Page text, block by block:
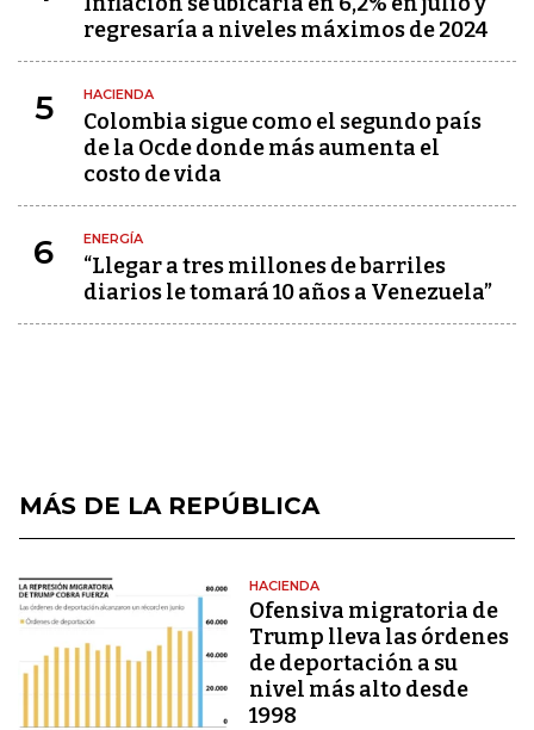
regresaría a niveles máximos de 2024
5 HACIENDA
Colombia sigue como el segundo país
de la Ocde donde más aumenta el
costo de vida
6 ENERGÍA
“Llegar a tres millones de barriles
diarios le tomará 10 años a Venezuela”
MÁS DE LA REPÚBLICA
HACIENDA
Ofensiva migratoria de
Trump lleva las órdenes
de deportación a su
nivel más alto desde
1998